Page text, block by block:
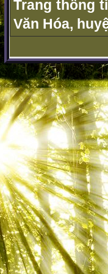
Trang thông
Văn Hóa,